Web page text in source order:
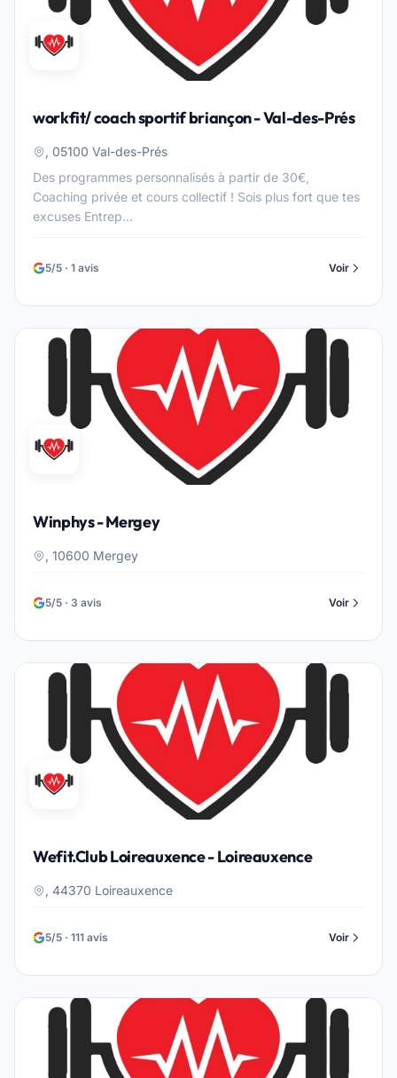
workfit/ coach sportif briançon - Val-des-Prés
, 05100 Val-des-Prés
Des programmes personnalisés à partir de 30€,
Coaching privée et cours collectif ! Sois plus fort que tes
excuses Entrep...
5/5 · 1 avis Voir
Winphys - Mergey
, 10600 Mergey
5/5 · 3 avis Voir
Wefit.Club Loireauxence - Loireauxence
, 44370 Loireauxence
5/5 · 111 avis Voir